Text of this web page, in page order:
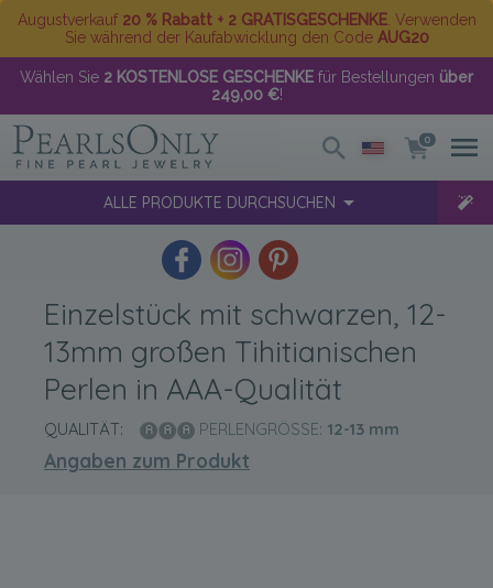
Augustverkauf 20 % Rabatt + 2 GRATISGESCHENKE. Verwenden
Sie während der Kaufabwicklung den Code AUG20
Wählen Sie 2 KOSTENLOSE GESCHENKE für Bestellungen über
249,00 €!
0
ALLE PRODUKTE DURCHSUCHEN
Einzelstück mit schwarzen, 12-
13mm großen Tihitianischen
Perlen in AAA-Qualität
QUALITÄT: PERLENGRÖSSE: 12-13 mm
Angaben zum Produkt